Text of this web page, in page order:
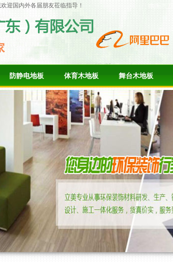
迎国内外各届朋友莅临指导！
防静电地板 体育木地板 舞台木地板